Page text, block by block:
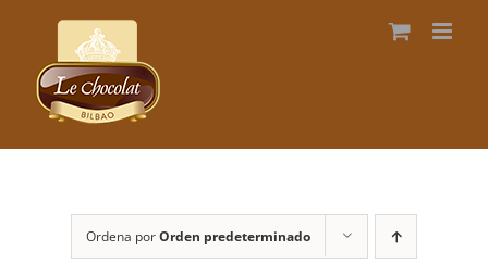
Ordena porOrden predeterminado